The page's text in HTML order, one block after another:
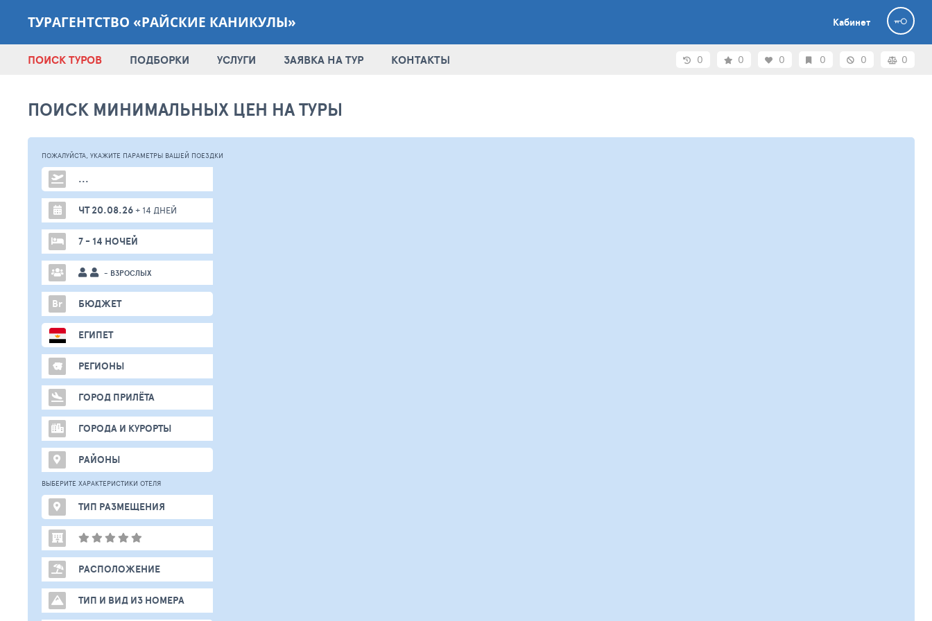
ТУРАГЕНТСТВО «РАЙСКИЕ КАНИКУЛЫ» Кабинет
ПОИСК ТУРОВ ПОДБОРКИ УСЛУГИ ЗАЯВКА НА ТУР КОНТАКТЫ 0 0 0 0 0 0
ПОИСК МИНИМАЛЬНЫХ ЦЕН НА ТУРЫ
ПОЖАЛУЙСТА, УКАЖИТЕ ПАРАМЕТРЫ ВАШЕЙ ПОЕЗДКИ
...
ЧТ 20.08.26+ 14 ДНЕЙ
7 - 14 НОЧЕЙ
- ВЗРОСЛЫХ
Br БЮДЖЕТ
ЕГИПЕТ
РЕГИОНЫ
ГОРОД ПРИЛЁТА
ГОРОДА И КУРОРТЫ
РАЙОНЫ
ВЫБЕРИТЕ ХАРАКТЕРИСТИКИ ОТЕЛЯ
ТИП РАЗМЕЩЕНИЯ
РАСПОЛОЖЕНИЕ
ТИП И ВИД ИЗ НОМЕРА